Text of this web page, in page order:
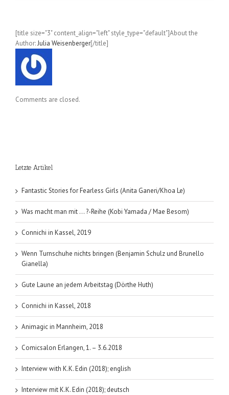
[title size="3" content_align="left" style_type="default"]About the
Author:Julia Weisenberger[/title]
Comments are closed.
Letzte Artikel
Fantastic Stories for Fearless Girls (Anita Ganeri/Khoa Le)
Was macht man mit … ?-Reihe (Kobi Yamada / Mae Besom)
Connichi in Kassel, 2019
Wenn Turnschuhe nichts bringen (Benjamin Schulz und Brunello
Gianella)
Gute Laune an jedem Arbeitstag (Dörthe Huth)
Connichi in Kassel, 2018
Animagic in Mannheim, 2018
Comicsalon Erlangen, 1. – 3.6.2018
Interview with K.K. Edin (2018); english
Interview mit K.K. Edin (2018); deutsch